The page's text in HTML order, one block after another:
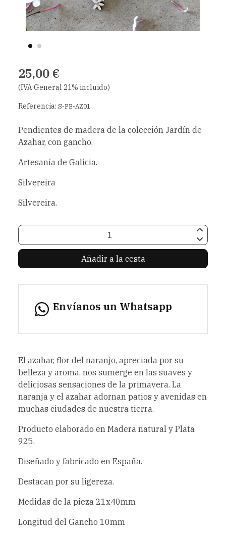
25,00 €
(IVA General 21% incluido)
Referencia: S-PE-AZ01
Pendientes de madera de la colección Jardín de
Azahar, con gancho.
Artesanía de Galicia.
Silvereira
Silvereira.
Añadir a la cesta
Envíanos un Whatsapp
El azahar, flor del naranjo, apreciada por su
belleza y aroma, nos sumerge en las suaves y
deliciosas sensaciones de la primavera. La
naranja y el azahar adornan patios y avenidas en
muchas ciudades de nuestra tierra.
Producto elaborado en Madera natural y Plata
925.
Diseñado y fabricado en España.
Destacan por su ligereza.
Medidas de la pieza 21x40mm
Longitud del Gancho 10mm